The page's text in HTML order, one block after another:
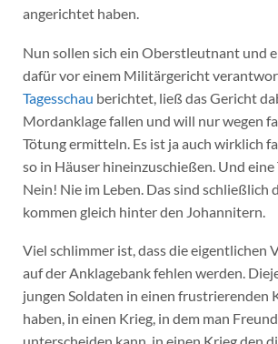
angerichtet haben.
Nun sollen sich ein Oberstleutnant und
dafür vor einem Militärgericht
Tagesschau berichtet, ließ das Gericht
Mordanklage fallen und will nur wegen
Tötung ermitteln. Es ist ja auch wirklich
so in Häuser hineinzuschießen. Und eine
Nein! Nie im Leben. Das sind schließlich
kommen gleich hinter den Johannitern.
Viel schlimmer ist, dass die eigentlichen
auf der Anklagebank fehlen werden.
jungen Soldaten in einen frustrierenden
haben, in einen Krieg, in dem man